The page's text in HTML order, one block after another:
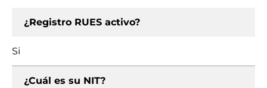
¿Registro RUES activo?
Si
¿Cuál es su NIT?